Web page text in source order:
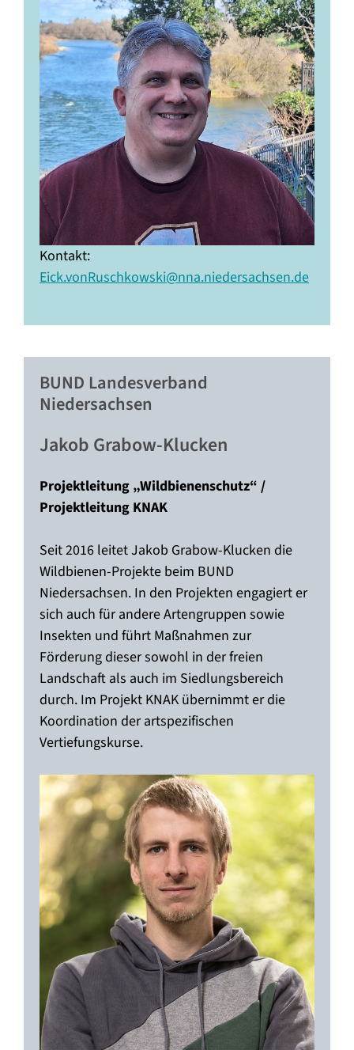
Kontakt:
Eick.vonRuschkowski@nna.niedersachsen.de
BUND Landesverband
Niedersachsen
Jakob Grabow-Klucken
Projektleitung „Wildbienenschutz“ /
Projektleitung KNAK
Seit 2016 leitet Jakob Grabow-Klucken die
Wildbienen-Projekte beim BUND
Niedersachsen. In den Projekten engagiert er
sich auch für andere Artengruppen sowie
Insekten und führt Maßnahmen zur
Förderung dieser sowohl in der freien
Landschaft als auch im Siedlungsbereich
durch. Im Projekt KNAK übernimmt er die
Koordination der artspezifischen
Vertiefungskurse.